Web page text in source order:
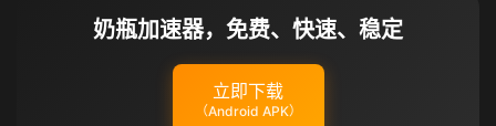
奶瓶加速器，免费、快速、稳定
立即下载
（Android APK）